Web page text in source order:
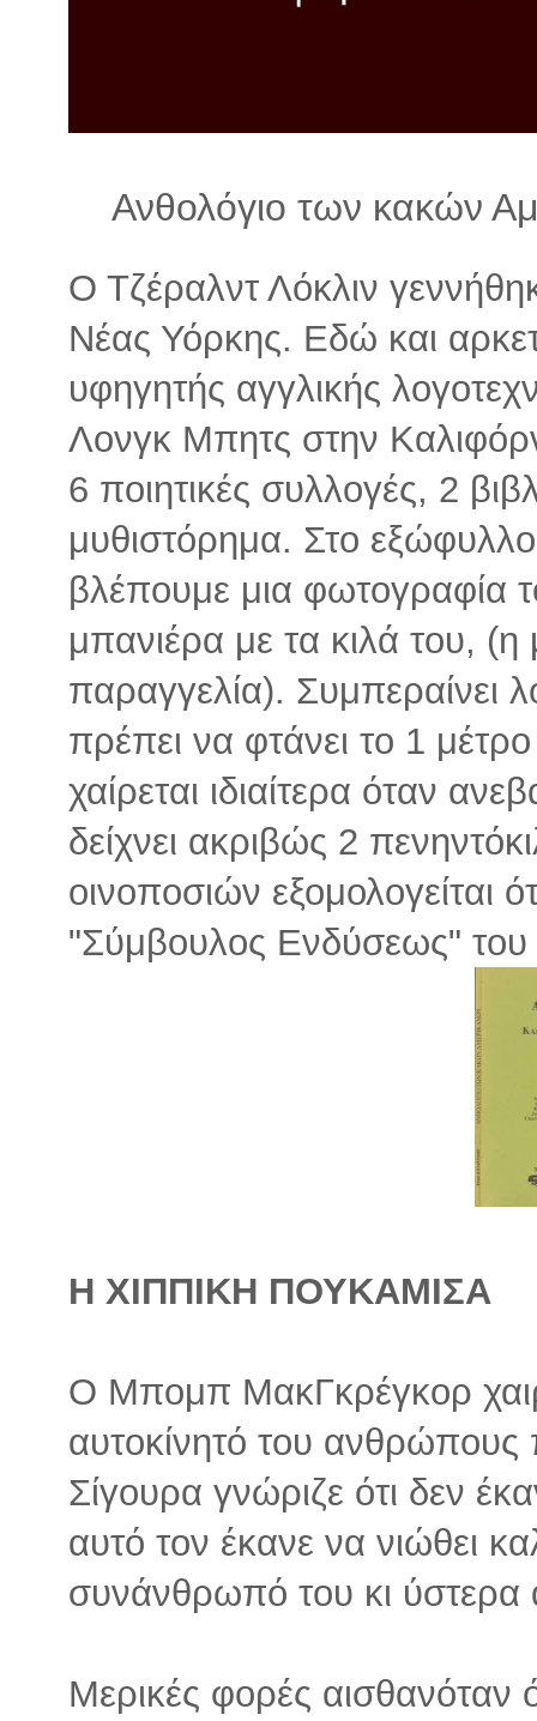
Ανθολόγιο των κακών
Ο Τζέραλντ Λόκλιν
Νέας Υόρκης. Εδώ και
υφηγητής αγγλικής
Λονγκ Μπητς στην
6 ποιητικές συλλογές, 2
μυθιστόρημα. Στο
βλέπουμε μια φωτογραφία
μπανιέρα με τα κιλά του, (η
παραγγελία). Συμπεραίνει
πρέπει να φτάνει το 1
χαίρεται ιδιαίτερα όταν
δείχνει ακριβώς 2
οινοποσιών εξομολογείται
"Σύμβουλος Ενδύσεως"
Η ΧΙΠΠΙΚΗ ΠΟΥΚΑΜΙΣΑ
Ο Μπομπ ΜακΓκρέγκορ
αυτοκίνητό του
Σίγουρα γνώριζε ότι δεν
αυτό τον έκανε να νιώθει
συνάνθρωπό του κι ύστερα
Μερικές φορές